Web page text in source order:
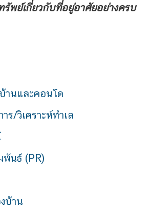
รัพย์เกี่ยวกับที่อยู่อาศัยอย่างครบ
บ้านและคอนโด
ร/วิเคราะห์ทำเล
พันธ์ (PR)
บ้าน